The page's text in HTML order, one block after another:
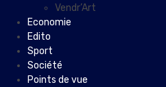
Vendr’Art
Economie
Edito
Sport
Société
Points de vue